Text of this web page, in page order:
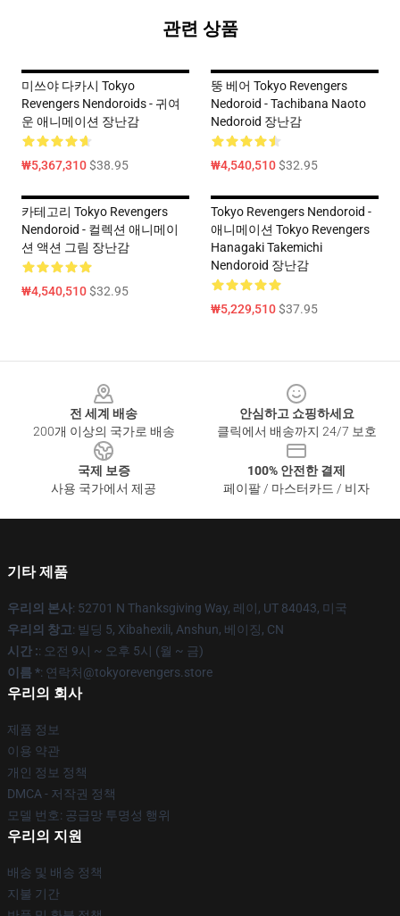
관련 상품
미쓰야 다카시 Tokyo
Revengers Nendoroids - 귀여
운 애니메이션 장난감
₩5,367,310$38.95
뚱 베어 Tokyo Revengers
Nedoroid - Tachibana Naoto
Nedoroid 장난감
₩4,540,510$32.95
카테고리 Tokyo Revengers
Nendoroid - 컬렉션 애니메이
션 액션 그림 장난감
₩4,540,510$32.95
Tokyo Revengers Nendoroid -
애니메이션 Tokyo Revengers
Hanagaki Takemichi
Nendoroid 장난감
₩5,229,510$37.95
전 세계 배송
200개 이상의 국가로 배송
안심하고 쇼핑하세요
클릭에서 배송까지 24/7 보호
국제 보증
사용 국가에서 제공
100% 안전한 결제
페이팔 / 마스터카드 / 비자
기타 제품
우리의 본사: 52701 N Thanksgiving Way, 레이, UT 84043, 미국
우리의 창고: 빌딩 5, Xibahexili, Anshun, 베이징, CN
시간 :: 오전 9시 ~ 오후 5시 (월 ~ 금)
이름 *: 연락처@tokyorevengers.store
우리의 회사
제품 정보
이용 약관
개인 정보 정책
DMCA - 저작권 정책
모델 번호: 공급망 투명성 행위
우리의 지원
배송 및 배송 정책
지불 기간